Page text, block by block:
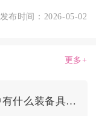
发布时间：2026-05-02
更多+
英雄联盟手游中有什么装备具备吸血属性